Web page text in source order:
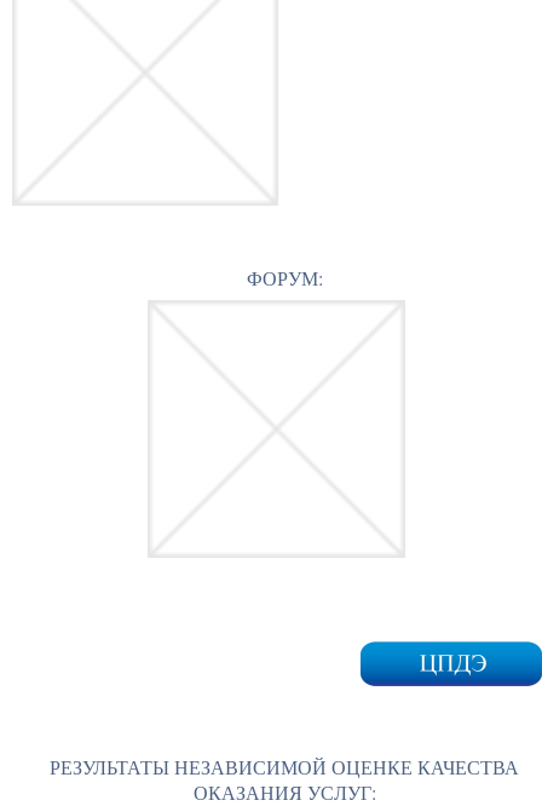
ФОРУМ:
РЕЗУЛЬТАТЫ НЕЗАВИСИМОЙ ОЦЕНКЕ КАЧЕСТВА
ОКАЗАНИЯ УСЛУГ: